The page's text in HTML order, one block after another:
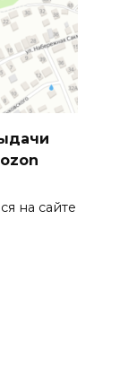
на сайте